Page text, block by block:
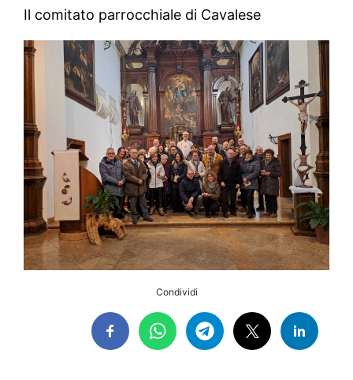
Il comitato parrocchiale di Cavalese
Condividi